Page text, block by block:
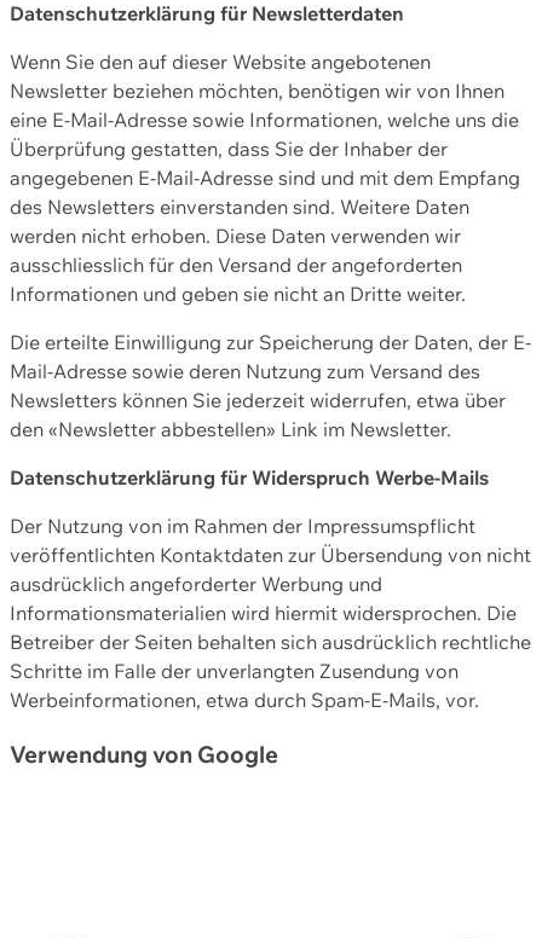
Datenschutzerklärung für Newsletterdaten
Wenn Sie den auf dieser Website angebotenen
Newsletter beziehen möchten, benötigen wir von Ihnen
eine E-Mail-Adresse sowie Informationen, welche uns die
Überprüfung gestatten, dass Sie der Inhaber der
angegebenen E-Mail-Adresse sind und mit dem Empfang
des Newsletters einverstanden sind. Weitere Daten
werden nicht erhoben. Diese Daten verwenden wir
ausschliesslich für den Versand der angeforderten
Informationen und geben sie nicht an Dritte weiter.
Die erteilte Einwilligung zur Speicherung der Daten, der E-
Mail-Adresse sowie deren Nutzung zum Versand des
Newsletters können Sie jederzeit widerrufen, etwa über
den «Newsletter abbestellen» Link im Newsletter.
Datenschutzerklärung für Widerspruch Werbe-Mails
Der Nutzung von im Rahmen der Impressumspflicht
veröffentlichten Kontaktdaten zur Übersendung von nicht
ausdrücklich angeforderter Werbung und
Informationsmaterialien wird hiermit widersprochen. Die
Betreiber der Seiten behalten sich ausdrücklich rechtliche
Schritte im Falle der unverlangten Zusendung von
Werbeinformationen, etwa durch Spam-E-Mails, vor.
Verwendung von Google